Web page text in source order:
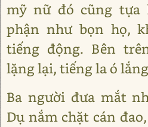
mỹ nữ đó cũng tựa
phận như bọn họ,
tiếng động. Bên
lặng lại, tiếng la ó
Ba người đưa mắt
Dụ nắm chặt cán